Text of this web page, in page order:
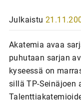
Julkaistu
Akatemia avaa
puhutaan sarjan
kyseessä on
sillä TP-Seinäjoen